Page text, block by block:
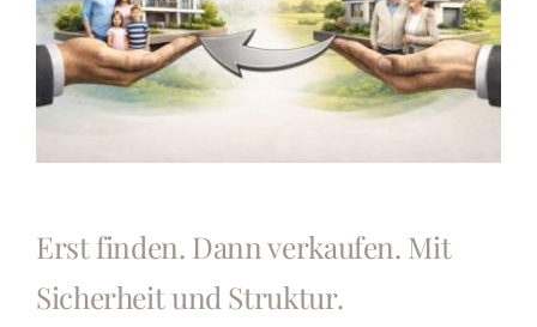
Erst finden. Dann verkaufen. Mit
Sicherheit und Struktur.